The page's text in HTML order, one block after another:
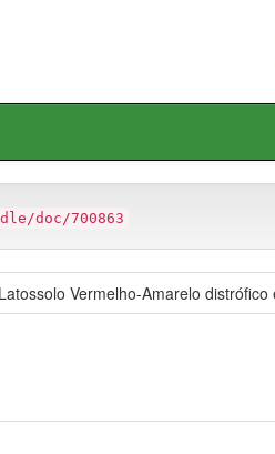
doc/700863
Vermelho-Amarelo distrófico